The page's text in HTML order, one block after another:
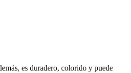
es duradero, colorido y puede